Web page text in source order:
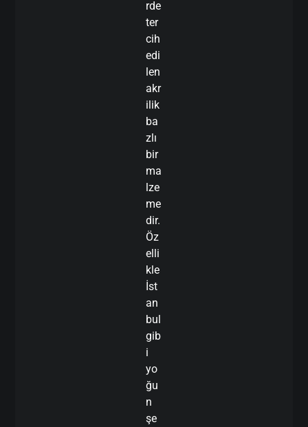
rde
ter
cih
edi
len
akr
ilik
ba
zlı
bir
ma
lze
me
dir.
Öz
elli
kle
İst
an
bul
gib
i
yo
ğu
n
şe